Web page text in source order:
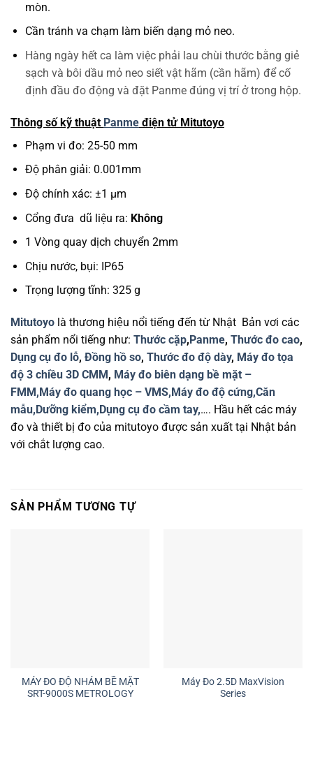
mòn.
Cần tránh va chạm làm biến dạng mỏ neo.
Hàng ngày hết ca làm việc phải lau chùi thước bằng giẻ
sạch và bôi dầu mỏ neo siết vật hãm (cần hãm) để cố
định đầu đo động và đặt Panme đúng vị trí ở trong hộp.
Thông số kỹ thuật Panme điện tử Mitutoyo
Phạm vi đo: 25-50 mm
Độ phân giải: 0.001mm
Độ chính xác: ±1 μm
Cổng đưa dũ liệu ra: Không
1 Vòng quay dịch chuyển 2mm
Chịu nước, bụi: IP65
Trọng lượng tĩnh: 325 g
Mitutoyo là thương hiệu nổi tiếng đến từ Nhật Bản vơi các
sản phẩm nổi tiếng như: Thước cặp,Panme, Thước đo cao,
Dụng cụ đo lỗ, Đồng hồ so, Thước đo độ dày, Máy đo tọa
độ 3 chiều 3D CMM, Máy đo biên dạng bề mặt –
FMM,Máy đo quang học – VMS,Máy đo độ cứng,Căn
mẫu,Dưỡng kiểm,Dụng cụ đo cầm tay,…. Hầu hết các máy
đo và thiết bị đo của mitutoyo được sản xuất tại Nhật bản
với chắt lượng cao.
SẢN PHẨM TƯƠNG TỰ
MÁY ĐO ĐỘ NHÁM BỀ MẶT
SRT-9000S METROLOGY
Máy Đo 2.5D MaxVision
Series